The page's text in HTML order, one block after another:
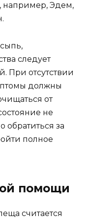
например, Эдем,
следует
При отсутствии
должны
от
не
обратиться за
полное
помощи
считается